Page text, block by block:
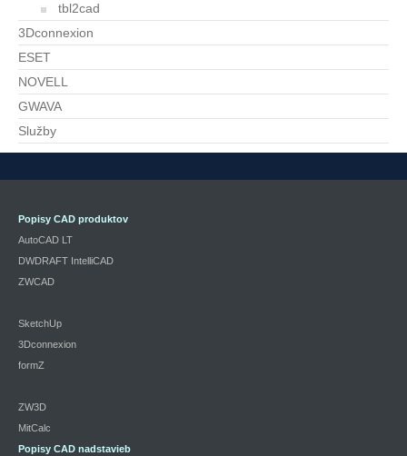
tbl2cad
3Dconnexion
ESET
NOVELL
GWAVA
Služby
Popisy CAD produktov
AutoCAD LT
DWDRAFT IntelliCAD
ZWCAD
SketchUp
3Dconnexion
formZ
ZW3D
MitCalc
Popisy CAD nadstavieb